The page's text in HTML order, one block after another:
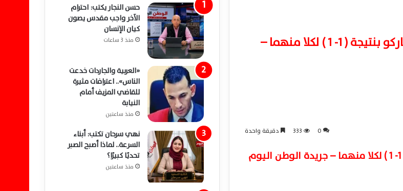
التعادل يقسم الشوط الاول بين الأهلي وفاركو بنتيجة ( 1- 1 ) لكلا منهما –
0
333 دقيقة واحدة
حسن النجار يكتب: احترام
الآخر واجب مقدس يصون
كيان الإنسان
منذ 3 ساعات
«العربية والجاردات خدعت
الناس».. اعترافات مثيرة
للقاضي المزيف أمام
النيابة
منذ ساعتين
نهي سرحان تكتب: أبناء
السرعة.. لماذا أصبح الصبر
تحديًا كبيرًا؟
منذ ساعتين